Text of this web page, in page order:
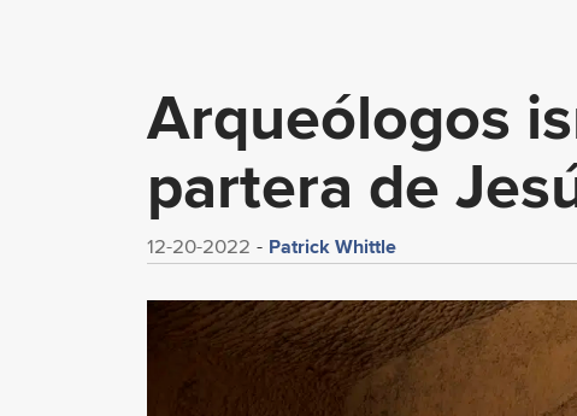
m
Arqueólogos
partera de
12-20-2022 Patrick Whittle